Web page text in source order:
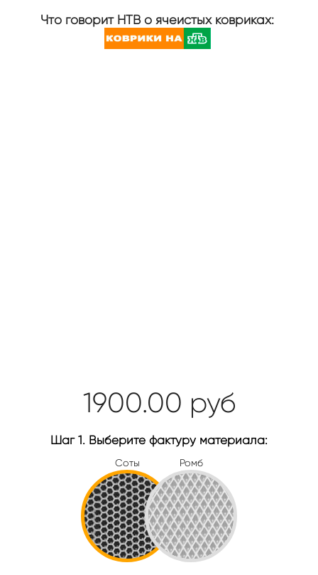
Что говорит НТВ о ячеистых ковриках:
1900.00 руб
Шаг 1. Выберите фактуру материала:
Соты Ромб